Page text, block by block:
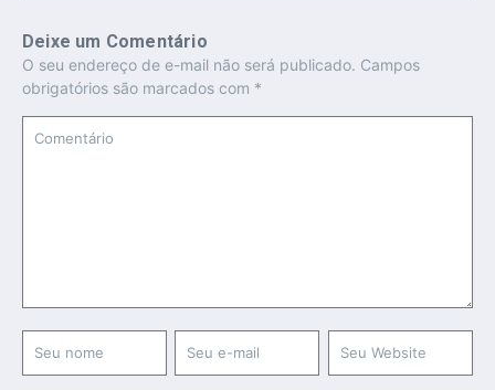
Deixe um Comentário
O seu endereço de e-mail não será publicado. Campos
obrigatórios são marcados com *